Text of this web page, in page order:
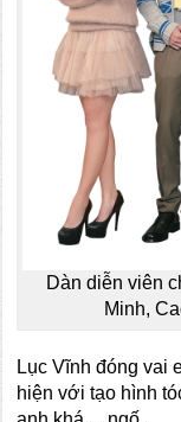
Dàn diễn viên
Minh,
Lục Vĩnh đóng vai
hiện với tạo hình